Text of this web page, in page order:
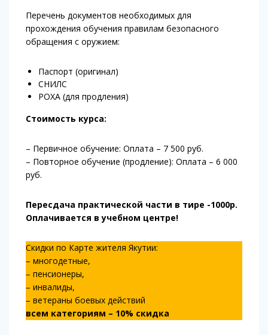
Перечень документов необходимых для
прохождения обучения правилам безопасного
обращения с оружием:
Паспорт (оригинал)
СНИЛС
РОХА (для продления)
Стоимость курса:
– Первичное обучение: Оплата – 7 500 руб.
– Повторное обучение (продление): Оплата – 6 000
руб.
Пересдача практической части в тире -1000р.
Оплачивается в учебном центре!
Скидки по Карте жителя Якутии:
– многодетные,
– пенсионеры,
– инвалиды,
– ветераны боевых действий
всем категориям – 10% скидка